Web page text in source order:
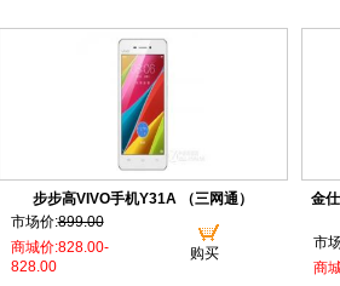
步步高VIVO手机Y31A （三网通）
市场价:899.00
购买
商城价:828.00-
828.00
金
市
商